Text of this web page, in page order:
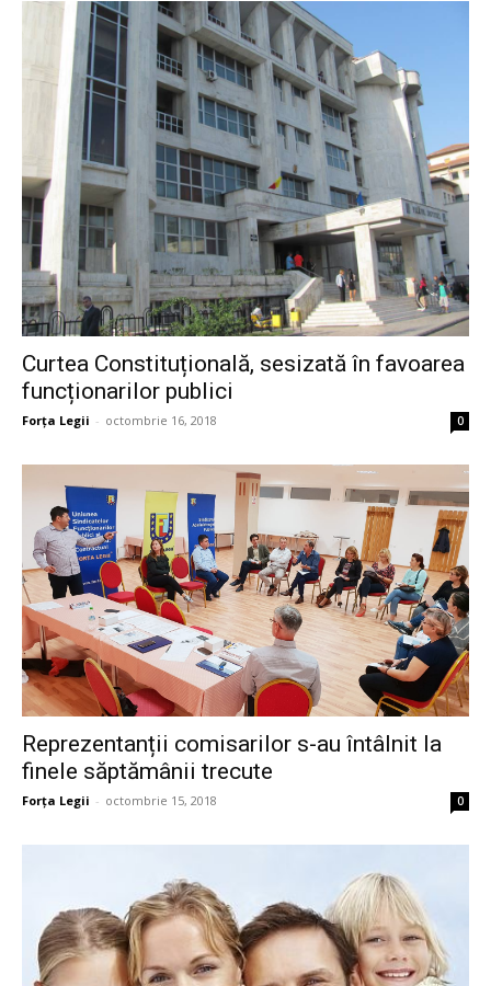
Curtea Constituțională, sesizată în favoarea
funcționarilor publici
Forța Legii - octombrie 16, 2018 0
Reprezentanții comisarilor s-au întâlnit la
finele săptămânii trecute
Forța Legii - octombrie 15, 2018 0